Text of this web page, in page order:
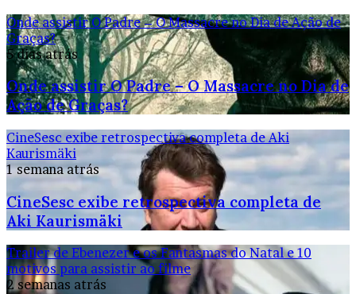
Onde assistir O Padre – O Massacre no Dia de Ação de
Graças?
5 dias atrás
Onde assistir O Padre – O Massacre no Dia de
Ação de Graças?
CineSesc exibe retrospectiva completa de Aki
Kaurismäki
1 semana atrás
CineSesc exibe retrospectiva completa de
Aki Kaurismäki
Trailer de Ebenezer e os Fantasmas do Natal e 10
motivos para assistir ao filme
2 semanas atrás